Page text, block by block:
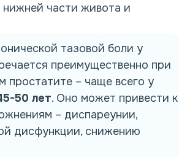
нижней части живота и
тазовой боли у
преимущественно при
простатите – чаще всего у
50 лет. Оно может привести к
– диспареунии,
дисфункции, снижению